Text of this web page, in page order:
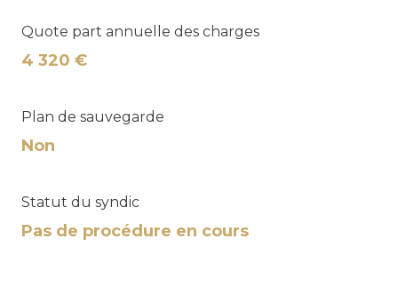
Quote part annuelle des charges
4 320 €
Plan de sauvegarde
Non
Statut du syndic
Pas de procédure en cours